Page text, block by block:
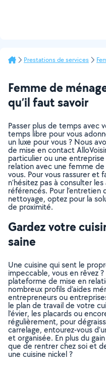
Prestations de services
Femme de
qu’il faut savoir
Passer plus de temps avec
temps libre pour vous
un luxe pour vous ? Nous
de mise en contact
particulier ou une
relation avec une femme
vous. Pour vous rassurer et
n’hésitez pas à consulter
référencés. Pour
nettoyage, optez pour la
de proximité.
Gardez votre
saine
Une cuisine qui sent le
impeccable, vous en rêvez
plateforme de mise en
nombreux profils d’aides
entrepreneurs ou
le plan de travail de votre
l’évier, les placards ou
régulièrement, pour
carrelage, entourez-vous
et organisée. En plus du
que de rentrer chez soi et
une cuisine nickel ?